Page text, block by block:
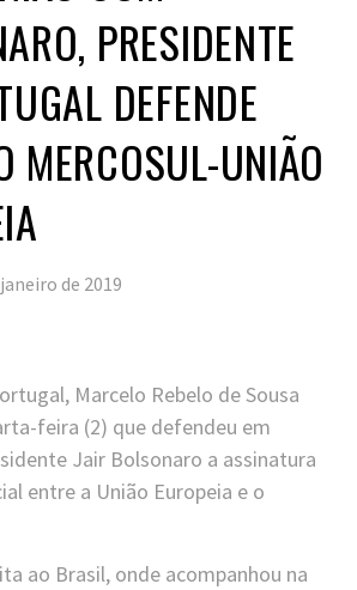
PRESIDENTE
DEFENDE
MERCOSUL-UNIÃO
de 2019
Marcelo Rebelo de Sousa
feira (2) que defendeu em
Jair Bolsonaro a assinatura
entre a União Europeia e o
ao Brasil, onde acompanhou na